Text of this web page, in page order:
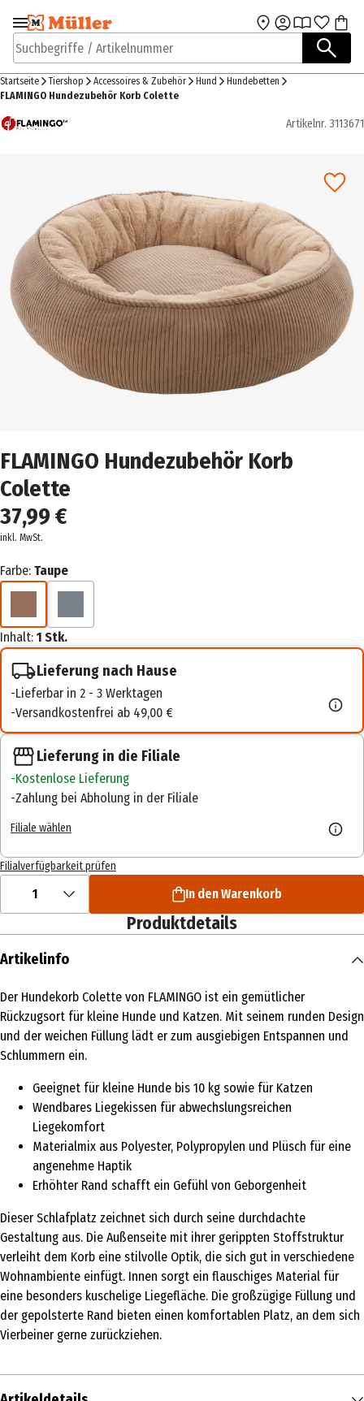
Zur Navigation
springen
Zum Hauptinhalt
Suchbegriffe / Artikelnummer
Startseite Tiershop Accessoires & Zubehör Hund
Hundebetten
FLAMINGO Hundezubehör Korb Colette
Artikelnr. 3113671
FLAMINGO Hundezubehör Korb
Colette
37,99 €
inkl. MwSt.
Farbe: Taupe
Inhalt: 1 Stk.
Lieferung nach Hause
Lieferbar in 2 - 3 Werktagen
Versandkostenfrei ab 49,00 €
Lieferung in die Filiale
Kostenlose Lieferung
Zahlung bei Abholung in der Filiale
Filiale wählen
Filialverfügbarkeit prüfen
1 In den Warenkorb
Produktdetails
Artikelinfo
Der Hundekorb Colette von FLAMINGO ist ein gemütlicher
Rückzugsort für kleine Hunde und Katzen. Mit seinem runden Design
und der weichen Füllung lädt er zum ausgiebigen Entspannen und
Schlummern ein.
Geeignet für kleine Hunde bis 10 kg sowie für Katzen
Wendbares Liegekissen für abwechslungsreichen
Liegekomfort
Materialmix aus Polyester, Polypropylen und Plüsch für eine
angenehme Haptik
Erhöhter Rand schafft ein Gefühl von Geborgenheit
Dieser Schlafplatz zeichnet sich durch seine durchdachte
Gestaltung aus. Die Außenseite mit ihrer gerippten Stoffstruktur
verleiht dem Korb eine stilvolle Optik, die sich gut in verschiedene
Wohnambiente einfügt. Innen sorgt ein flauschiges Material für
eine besonders kuschelige Liegefläche. Die großzügige Füllung und
der gepolsterte Rand bieten einen komfortablen Platz, an dem sich
Vierbeiner gerne zurückziehen.